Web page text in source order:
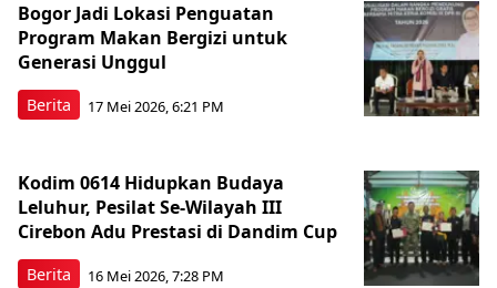
Berita
Bogor Jadi Lokasi Penguatan
Program Makan Bergizi untuk
Generasi Unggul
17 Mei 2026, 6:21 PM
Berita
Kodim 0614 Hidupkan Budaya
Leluhur, Pesilat Se-Wilayah III
Cirebon Adu Prestasi di Dandim Cup
16 Mei 2026, 7:28 PM